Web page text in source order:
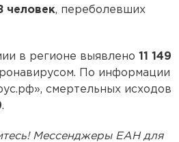
человек, переболевших
в регионе выявлено 11 149
По информации
смертельных исходов
.
Мессенджеры ЕАН для